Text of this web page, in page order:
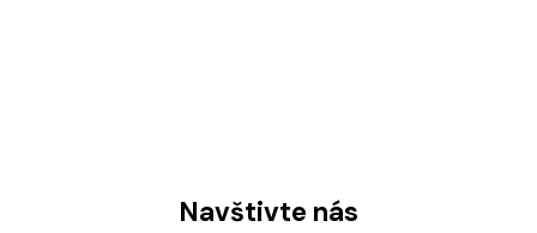
Navštivte nás